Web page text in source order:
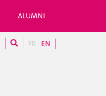
ALUMNI
FR EN